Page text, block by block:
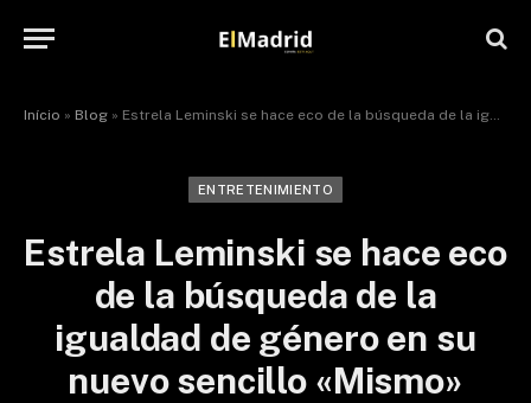
Início » Blog » Estrela Leminski se hace eco de la búsqueda de la igualdad de género en su nuevo sencillo «Mismo»
ENTRETENIMIENTO
Estrela Leminski se hace eco
de la búsqueda de la
igualdad de género en su
nuevo sencillo «Mismo»